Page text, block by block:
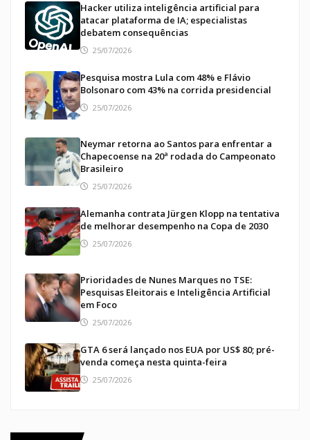
Hacker utiliza inteligência artificial para
atacar plataforma de IA; especialistas
debatem consequências
25/07/2026
Pesquisa mostra Lula com 48% e Flávio
Bolsonaro com 43% na corrida presidencial
25/07/2026
Neymar retorna ao Santos para enfrentar a
Chapecoense na 20ª rodada do Campeonato
Brasileiro
25/07/2026
Alemanha contrata Jürgen Klopp na tentativa
de melhorar desempenho na Copa de 2030
25/07/2026
Prioridades de Nunes Marques no TSE:
Pesquisas Eleitorais e Inteligência Artificial
em Foco
25/07/2026
GTA 6 será lançado nos EUA por US$ 80; pré-
venda começa nesta quinta-feira
25/07/2026